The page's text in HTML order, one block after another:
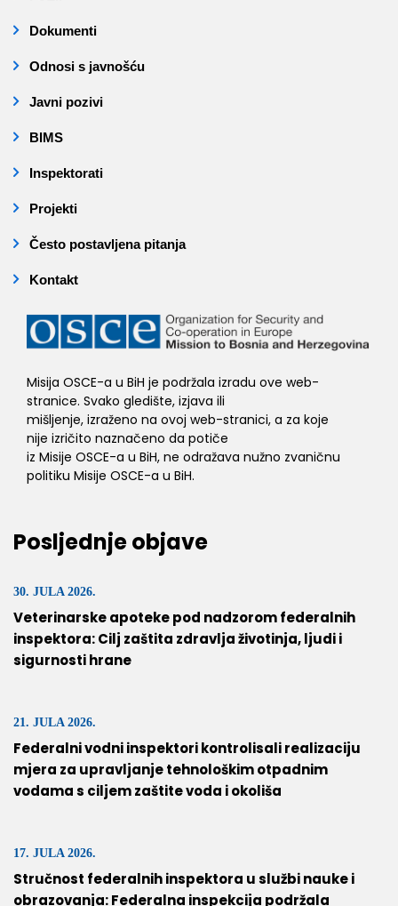
Dokumenti
Odnosi s javnošću
Javni pozivi
BIMS
Inspektorati
Projekti
Često postavljena pitanja
Kontakt
Misija OSCE-a u BiH je podržala izradu ove web-
stranice. Svako gledište, izjava ili
mišljenje, izraženo na ovoj web-stranici, a za koje
nije izričito naznačeno da potiče
iz Misije OSCE-a u BiH, ne odražava nužno zvaničnu
politiku Misije OSCE-a u BiH.
Posljednje objave
30. JULA 2026.
Veterinarske apoteke pod nadzorom federalnih
inspektora: Cilj zaštita zdravlja životinja, ljudi i
sigurnosti hrane
21. JULA 2026.
Federalni vodni inspektori kontrolisali realizaciju
mjera za upravljanje tehnološkim otpadnim
vodama s ciljem zaštite voda i okoliša
17. JULA 2026.
Stručnost federalnih inspektora u službi nauke i
obrazovanja: Federalna inspekcija podržala